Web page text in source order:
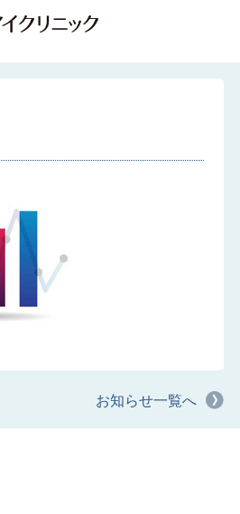
お知らせ一覧へ